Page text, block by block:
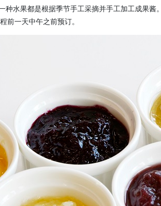
种水果都是根据季节手工采摘并手工加工成果
前一天中午之前预订。